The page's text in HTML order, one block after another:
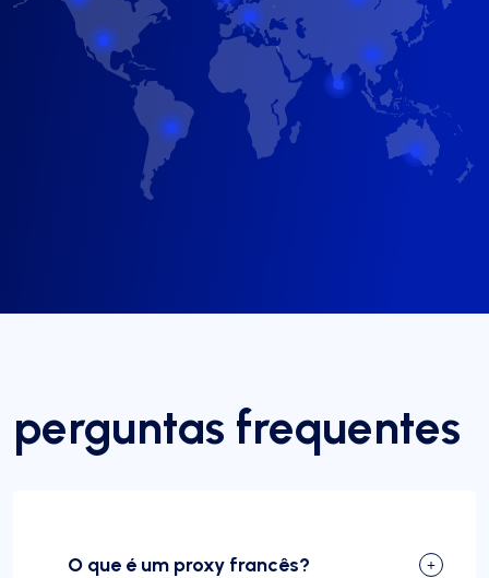
perguntas frequentes
O que é um proxy francês?